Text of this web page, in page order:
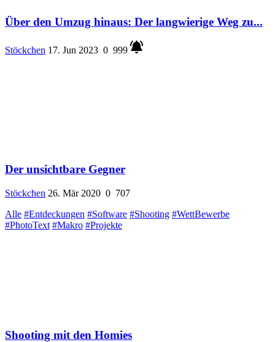
Über den Umzug hinaus: Der langwierige Weg zu...
Stöckchen 17. Jun 2023 0 999
Der unsichtbare Gegner
Stöckchen 26. Mär 2020 0 707
Alle #Entdeckungen #Software #Shooting #WettBewerbe
#PhotoText #Makro #Projekte
Shooting mit den Homies